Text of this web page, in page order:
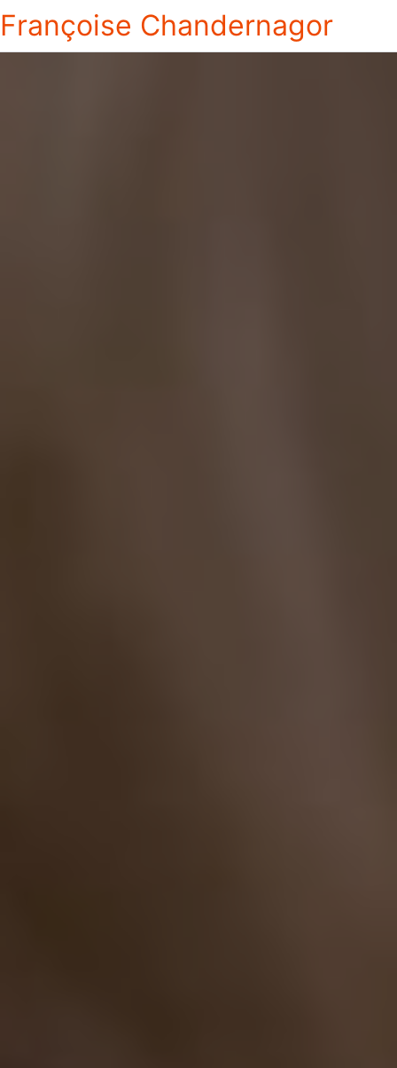
Françoise Chandernagor